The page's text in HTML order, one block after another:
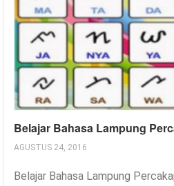
Belajar Bahasa Lampung
AGUSTUS 24, 2016
Belajar Bahasa Lampung